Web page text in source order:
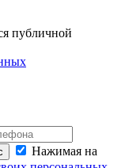
публичной
Нажимая на